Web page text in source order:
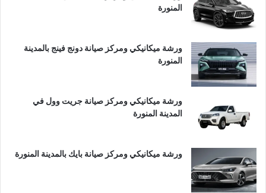
المنورة
ورشة ميكانيكي ومركز صيانة دونج فينج بالمدينة
المنورة
ورشة ميكانيكي ومركز صيانة جريت وول في
المدينة المنورة
ورشة ميكانيكي ومركز صيانة بايك بالمدينة المنورة